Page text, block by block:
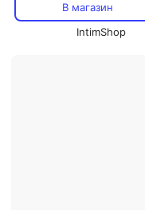
В магазин
IntimShop